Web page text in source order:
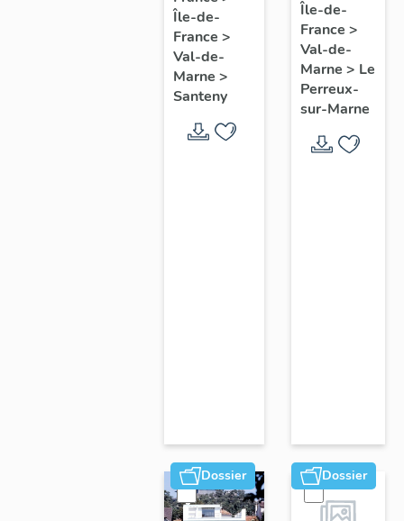
commune
de
Santeny
Île-de-
France >
Val-de-
Marne >
Santeny
commune
du
Perreux-
sur-
Marne
Île-de-
France >
Val-de-
Marne > Le
Perreux-
sur-Marne
Dossier Dossier